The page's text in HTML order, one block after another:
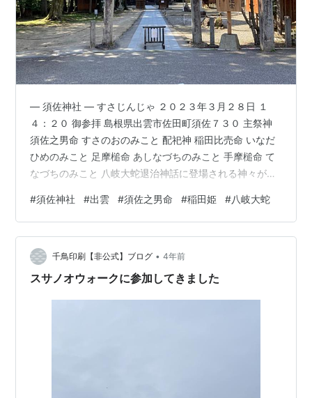
― 須佐神社 — すさじんじゃ ２０２３年３月２８日 １
４：２０ 御参拝 島根県出雲市佐田町須佐７３０ 主祭神
須佐之男命 すさのおのみこと 配祀神 稲田比売命 いなだ
ひめのみこと 足摩槌命 あしなづちのみこと 手摩槌命 て
なづちのみこと 八岐大蛇退治神話に登場される神々がお
神門を守っておられます。 手水舎。 そして拝殿へとやっ
てきました。 本殿は、やはり出雲独特の造りです。 こち
らの〝須佐神社〟全国で唯一須佐之男命の御魂を祀る神
社なんだとか・・・ 調べてみると、とても有名な神社で
ありました。 出雲風土記では須佐之男命が〝この国は小
#須佐神社 #出雲 #須佐之男命 #稲田姫 #八岐大蛇
千鳥印刷【非公式】ブログ • 4年前
スサノオウォークに参加してきました